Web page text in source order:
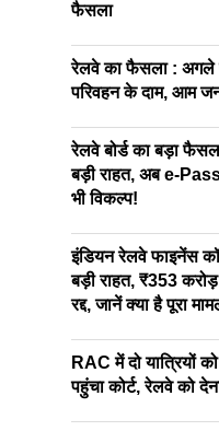
फैसला
रेलवे का फैसला : अगले
परिवहन के दाम, आम
रेलवे बोर्ड का बड़ा
बड़ी राहत, अब e-
भी विकल्प!
इंडियन रेलवे फाइनेंस
बड़ी राहत, ₹353
रद्द, जानें क्या है पूरा
RAC में दो यात्रियों
पहुंचा कोर्ट, रेलवे को